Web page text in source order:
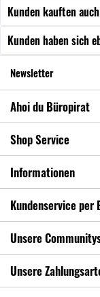
Kunden kauften auch
Kunden haben sich
Newsletter
Ahoi du Büropirat
Shop Service
Informationen
Kundenservice per
Unsere
Unsere